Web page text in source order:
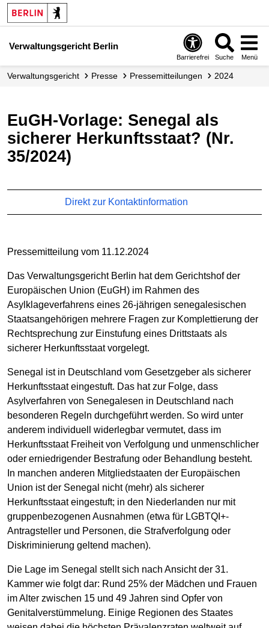
Verwaltungsgericht Berlin
Barrierefrei Suche Menü
Verwaltungs­gericht Presse Presse­mitteilungen 2024
EuGH-Vorlage: Senegal als
sicherer Herkunftsstaat? (Nr.
35/2024)
Direkt zur Kontaktinformation
Pressemitteilung vom 11.12.2024
Das Verwaltungsgericht Berlin hat dem Gerichtshof der
Europäischen Union (EuGH) im Rahmen des
Asylklageverfahrens eines 26-jährigen senegalesischen
Staatsangehörigen mehrere Fragen zur Komplettierung der
Rechtsprechung zur Einstufung eines Drittstaats als
sicherer Herkunftsstaat vorgelegt.
Senegal ist in Deutschland vom Gesetzgeber als sicherer
Herkunftsstaat eingestuft. Das hat zur Folge, dass
Asylverfahren von Senegalesen in Deutschland nach
besonderen Regeln durchgeführt werden. So wird unter
anderem individuell widerlegbar vermutet, dass im
Herkunftsstaat Freiheit von Verfolgung und unmenschlicher
oder erniedrigender Bestrafung oder Behandlung besteht.
In manchen anderen Mitgliedstaaten der Europäischen
Union ist der Senegal nicht (mehr) als sicherer
Herkunftsstaat eingestuft; in den Niederlanden nur mit
gruppenbezogenen Ausnahmen (etwa für LGBTQI+-
Antragsteller und Personen, die Strafverfolgung oder
Diskriminierung geltend machen).
Die Lage im Senegal stellt sich nach Ansicht der 31.
Kammer wie folgt dar: Rund 25% der Mädchen und Frauen
im Alter zwischen 15 und 49 Jahren sind Opfer von
Genitalverstümmelung. Einige Regionen des Staates